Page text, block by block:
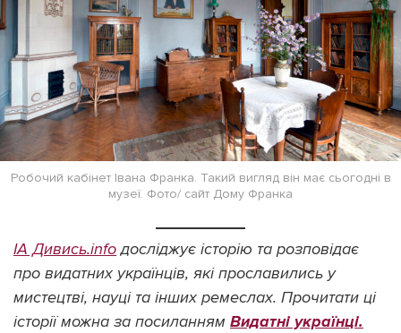
Робочий кабінет Івана Франка. Такий вигляд він має сьогодні в
музеї. Фото/ сайт Дому Франка
ІА Дивись.infoдосліджує історію та розповідає
про видатних українців, які прославились у
мистецтві, науці та інших ремеслах. Прочитати ці
історії можна за посиланням Видатні українці.